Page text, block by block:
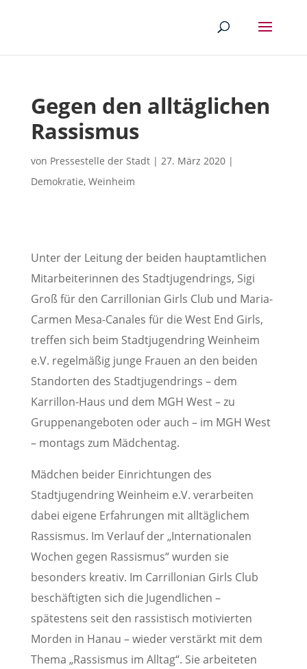
Gegen den alltäglichen
Rassismus
von Pressestelle der Stadt| 27. März 2020|
Demokratie, Weinheim
Unter der Leitung der beiden hauptamtlichen
Mitarbeiterinnen des Stadtjugendrings, Sigi
Groß für den Carrillonian Girls Club und Maria-
Carmen Mesa-Canales für die West End Girls,
treffen sich beim Stadtjugendring Weinheim
e.V. regelmäßig junge Frauen an den beiden
Standorten des Stadtjugendrings – dem
Karrillon-Haus und dem MGH West – zu
Gruppenangeboten oder auch – im MGH West
– montags zum Mädchentag.
Mädchen beider Einrichtungen des
Stadtjugendring Weinheim e.V. verarbeiten
dabei eigene Erfahrungen mit alltäglichem
Rassismus. Im Verlauf der „Internationalen
Wochen gegen Rassismus“ wurden sie
besonders kreativ. Im Carrillonian Girls Club
beschäftigten sich die Jugendlichen –
spätestens seit den rassistisch motivierten
Morden in Hanau – wieder verstärkt mit dem
Thema „Rassismus im Alltag“. Sie arbeiteten